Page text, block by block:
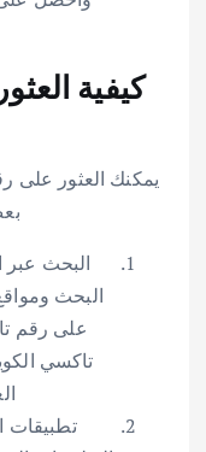
كيفية
يمكنك العثور على
البحث عبر
البحث
على رقم
تاكسي
تطبيقات